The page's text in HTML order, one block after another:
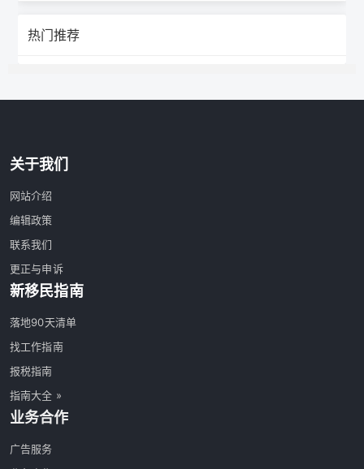
热门推荐
关于我们
网站介绍
编辑政策
联系我们
更正与申诉
新移民指南
落地90天清单
找工作指南
报税指南
指南大全 »
业务合作
广告服务